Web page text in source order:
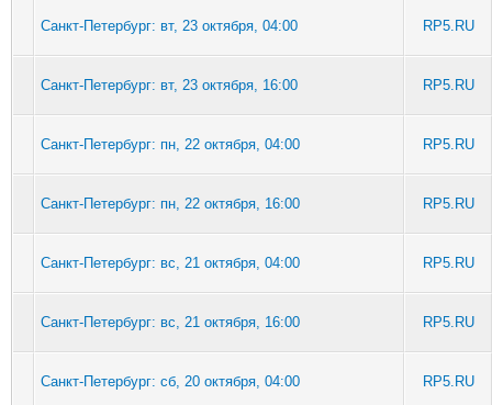
Санкт-Петербург: вт, 23 октября, 04:00 RP5.RU
Санкт-Петербург: вт, 23 октября, 16:00 RP5.RU
Санкт-Петербург: пн, 22 октября, 04:00 RP5.RU
Санкт-Петербург: пн, 22 октября, 16:00 RP5.RU
Санкт-Петербург: вс, 21 октября, 04:00 RP5.RU
Санкт-Петербург: вс, 21 октября, 16:00 RP5.RU
Санкт-Петербург: сб, 20 октября, 04:00 RP5.RU